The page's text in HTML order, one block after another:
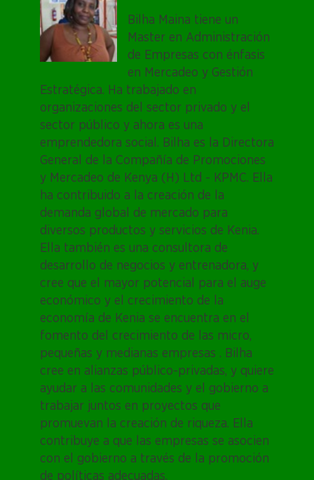
Image
Display
name
Bilha Maina tiene un
Master en Administración
de Empresas con énfasis
en Mercadeo y Gestión
Estratégica. Ha trabajado en
organizaciones del sector privado y el
sector público y ahora es una
emprendedora social. Bilha es la Directora
General de la Compañía de Promociones
y Mercadeo de Kenya (H) Ltd - KPMC. Ella
ha contribuido a la creación de la
demanda global de mercado para
diversos productos y servicios de Kenia.
Ella también es una consultora de
desarrollo de negocios y entrenadora, y
cree que el mayor potencial para el auge
económico y el crecimiento de la
economía de Kenia se encuentra en el
fomento del crecimiento de las micro,
pequeñas y medianas empresas . Bilha
cree en alianzas público-privadas, y quiere
ayudar a las comunidades y el gobierno a
trabajar juntos en proyectos que
promuevan la creación de riqueza. Ella
contribuye a que las empresas se asocien
con el gobierno a través de la promoción
de políticas adecuadas.